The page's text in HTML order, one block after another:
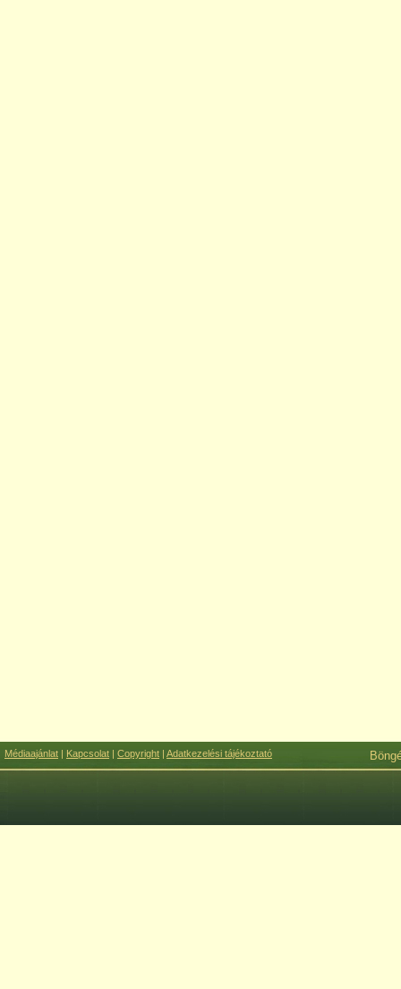
Médiaajánlat | Kapcsolat | Copyright | Adatkezelési tájékoztató